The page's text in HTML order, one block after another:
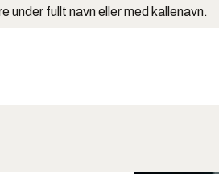
under fullt navn eller med kallenavn.